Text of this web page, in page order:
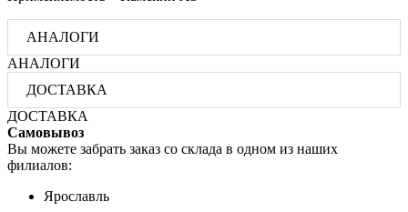
АНАЛОГИ
АНАЛОГИ
ДОСТАВКА
ДОСТАВКА
Самовывоз
Вы можете забрать заказ со склада в одном из наших
филиалов:
Ярославль